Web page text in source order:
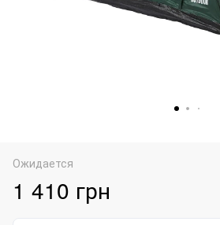
Ожидается
1 410 грн